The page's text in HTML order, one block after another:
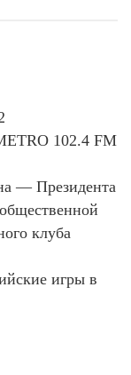
102.4 FM
— Президента
клуба
игры в